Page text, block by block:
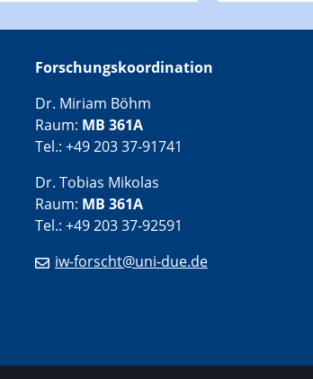
Forschungskoordination
Dr. Miriam Böhm
Raum: MB 361A
Tel.: +49 203 37-91741
Dr. Tobias Mikolas
Raum: MB 361A
Tel.: +49 203 37-92591
iw-forscht@uni-due.de